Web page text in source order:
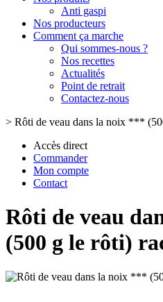
Anti gaspi
Nos producteurs
Comment ça marche
Qui sommes-nous ?
Nos recettes
Actualités
Point de retrait
Contactez-nous
> Rôti de veau dans la noix ***
Accès direct
Commander
Mon compte
Contact
Rôti de veau
(500 g le rôti)